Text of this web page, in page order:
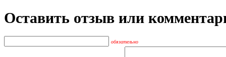
Оставить отзыв или
обязательно